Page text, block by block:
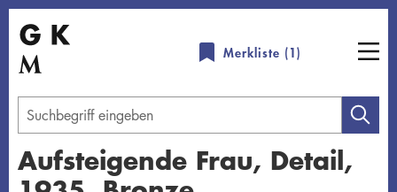
Direkt
zum
Inhalt
Merkliste (1)
Geben
Sie
einen
Suchbegriff
Aufsteigende Frau, Detail,